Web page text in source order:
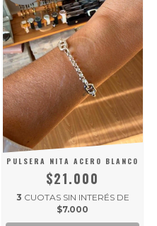
PULSERA NITA ACERO BLANCO
$21.000
3 CUOTAS SIN INTERÉS DE
$7.000